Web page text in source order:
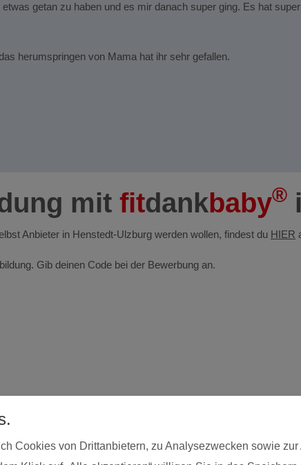
getan zu haben und es mir danach super ging. Es hat
herumspringen von Mama hat ihr sehr gefallen.
mit fitdankbaby®
Anbieter in Henstedt-Ulzburg werden wollen, findest du HIER
Gib deinen Code bei der Bewerbung an.
Cookies von Drittanbietern, zu Analysezwecken sowie